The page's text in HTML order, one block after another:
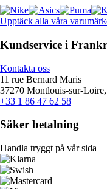
Upptäck alla våra
Kundservice i
Kontakta oss
11 rue Bernard Maris
37270 Montlouis-sur-
+33 1 86 47 62 58
Säker betalning
Handla tryggt på vår sida